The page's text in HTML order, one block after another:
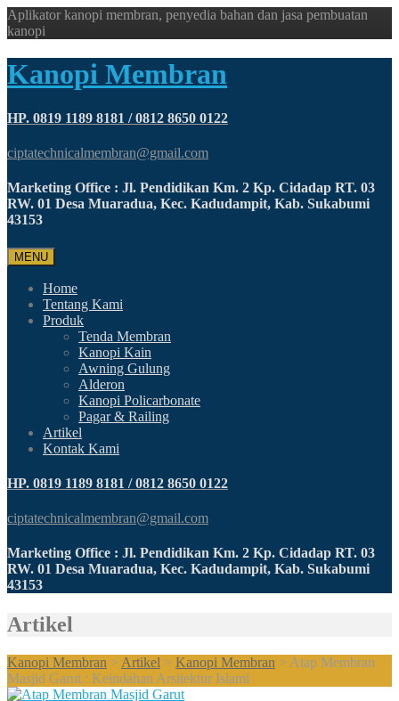
Aplikator kanopi membran, penyedia bahan dan jasa pembuatan
kanopi
Kanopi Membran
HP. 0819 1189 8181 / 0812 8650 0122
ciptatechnicalmembran@gmail.com
Marketing Office : Jl. Pendidikan Km. 2 Kp. Cidadap RT. 03
RW. 01 Desa Muaradua, Kec. Kadudampit, Kab. Sukabumi
43153
MENU
Home
Tentang Kami
Produk
Tenda Membran
Kanopi Kain
Awning Gulung
Alderon
Kanopi Policarbonate
Pagar & Railing
Artikel
Kontak Kami
HP. 0819 1189 8181 / 0812 8650 0122
ciptatechnicalmembran@gmail.com
Marketing Office : Jl. Pendidikan Km. 2 Kp. Cidadap RT. 03
RW. 01 Desa Muaradua, Kec. Kadudampit, Kab. Sukabumi
43153
Artikel
Kanopi Membran > Artikel > Kanopi Membran > Atap Membran
Masjid Garut : Keindahan Arsitektur Islami